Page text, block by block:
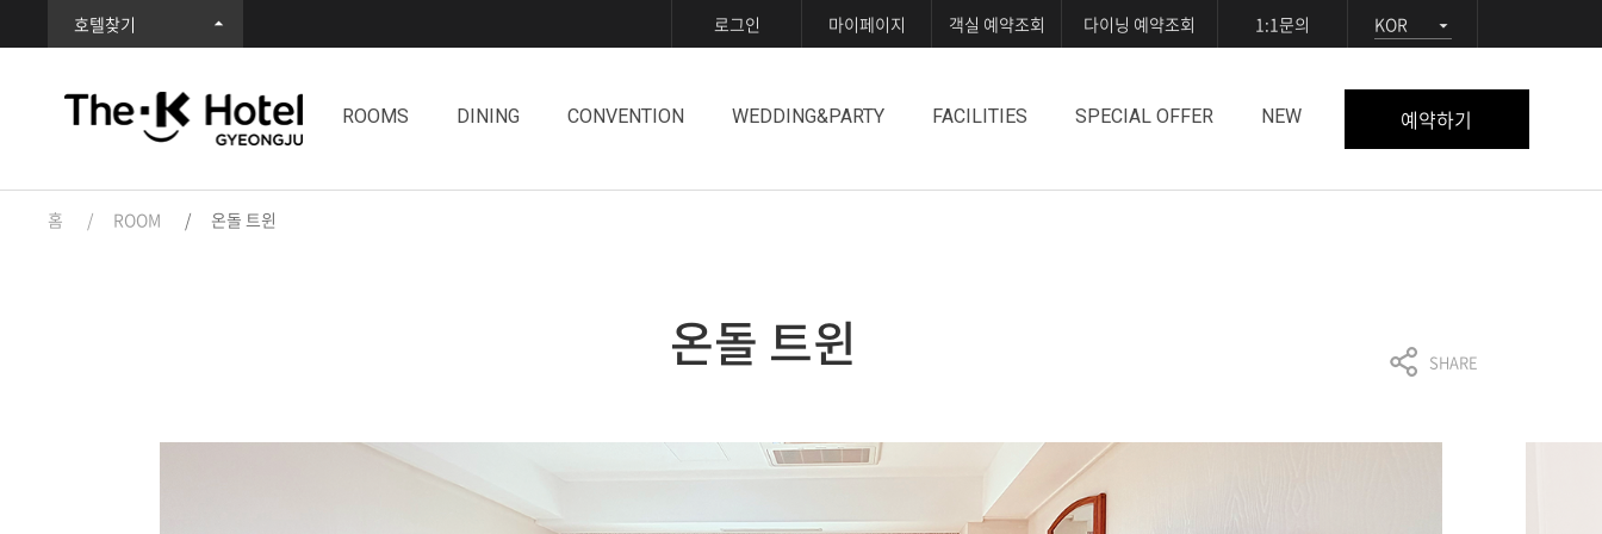
호텔찾기 로그인 마이페이지 객실 예약조회 다이닝 예약조회 1:1문의 KOR
ROOMS DINING CONVENTION WEDDING&PARTY FACILITIES SPECIAL OFFER NEW 예약하기
홈 ROOM 온돌 트윈
온돌 트윈 SHARE